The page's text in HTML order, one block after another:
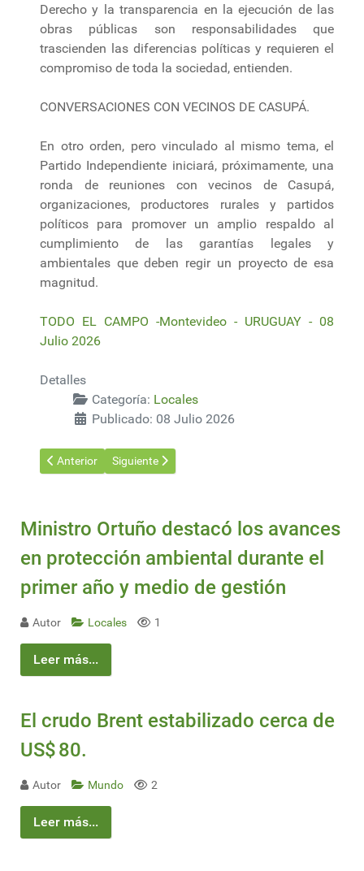
Derecho y la transparencia en la ejecución de las
obras públicas son responsabilidades que
trascienden las diferencias políticas y requieren el
compromiso de toda la sociedad, entienden.
CONVERSACIONES CON VECINOS DE CASUPÁ.
En otro orden, pero vinculado al mismo tema, el
Partido Independiente iniciará, próximamente, una
ronda de reuniones con vecinos de Casupá,
organizaciones, productores rurales y partidos
políticos para promover un amplio respaldo al
cumplimiento de las garantías legales y
ambientales que deben regir un proyecto de esa
magnitud.
TODO EL CAMPO -Montevideo - URUGUAY - 08
Julio 2026
Detalles
Categoría: Locales
Publicado: 08 Julio 2026
Artículo anterior: SPF y Fundación Latitud avanzan en nueva
Anterior Artículo siguiente: En toda Latinoamérica,
Siguiente
Ministro Ortuño destacó los avances
en protección ambiental durante el
primer año y medio de gestión
Autor Locales 1
Leer más...
El crudo Brent estabilizado cerca de
US$ 80.
Autor Mundo 2
Leer más...